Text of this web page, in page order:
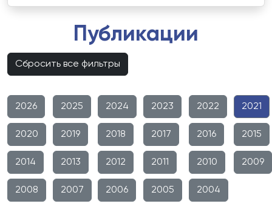
Публикации
Сбросить все фильтры
2026 2025 2024 2023 2022 2021
2020 2019 2018 2017 2016 2015
2014 2013 2012 2011 2010 2009
2008 2007 2006 2005 2004